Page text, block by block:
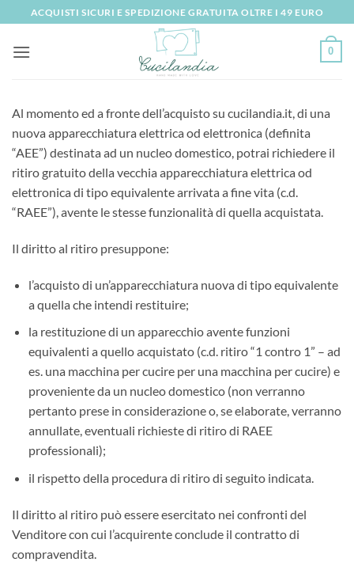
ai
contenuti
ACQUISTI SICURI E SPEDIZIONE GRATUITA OLTRE I 49 EURO
0
Al momento ed a fronte dell’acquisto su cucilandia.it, di una
nuova apparecchiatura elettrica od elettronica (definita
“AEE”) destinata ad un nucleo domestico, potrai richiedere il
ritiro gratuito della vecchia apparecchiatura elettrica od
elettronica di tipo equivalente arrivata a fine vita (c.d.
“RAEE”), avente le stesse funzionalità di quella acquistata.
Il diritto al ritiro presuppone:
l’acquisto di un’apparecchiatura nuova di tipo equivalente
a quella che intendi restituire;
la restituzione di un apparecchio avente funzioni
equivalenti a quello acquistato (c.d. ritiro “1 contro 1” – ad
es. una macchina per cucire per una macchina per cucire) e
proveniente da un nucleo domestico (non verranno
pertanto prese in considerazione o, se elaborate, verranno
annullate, eventuali richieste di ritiro di RAEE
professionali);
il rispetto della procedura di ritiro di seguito indicata.
Il diritto al ritiro può essere esercitato nei confronti del
Venditore con cui l’acquirente conclude il contratto di
compravendita.